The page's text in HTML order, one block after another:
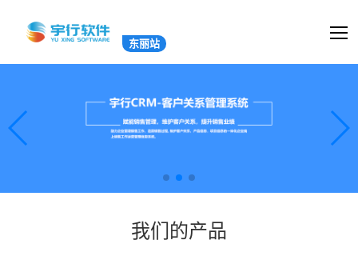
东丽站
我们的产品